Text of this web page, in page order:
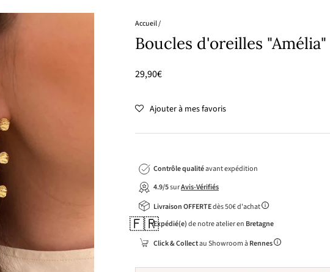
Accueil/
Boucles d'oreilles
Prix
29,90€
Ajouter à mes favoris
Contrôle qualitéavant expédition
4.9/5surAvis-Vérifiés
Livraison OFFERTEdès 50€ d'achat
🇫🇷Expédié(e)de notre atelier en Bretagne
Click & Collectau Showroom àRennes